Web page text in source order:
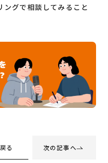
ングで相談してみること
る 次の記事へ